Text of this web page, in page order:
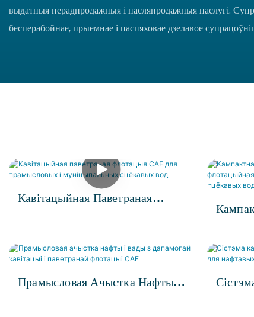
выдатныя перадпродажныя і пасляпродажныя паслугі.
бесперабойнае, прыемнае і паспяховае дзелавое
Кавітацыйная Паветраная
Муніцыпальных Сцёкавых Вод
Прамысловая Ачыстка Нафты І